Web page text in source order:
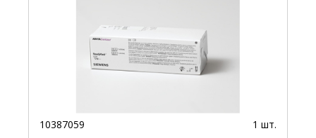
10387059
1 шт.